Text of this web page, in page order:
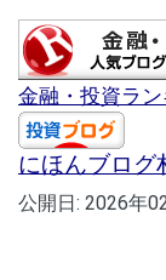
金融・投資ラ
にほんブログ
公開日: 2026年